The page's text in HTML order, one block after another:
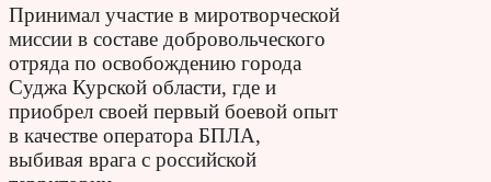
Принимал участие в миротворческой
миссии в составе добровольческого
отряда по освобождению города
Суджа Курской области, где и
приобрел своей первый боевой опыт
в качестве оператора БПЛА,
выбивая врага с российской